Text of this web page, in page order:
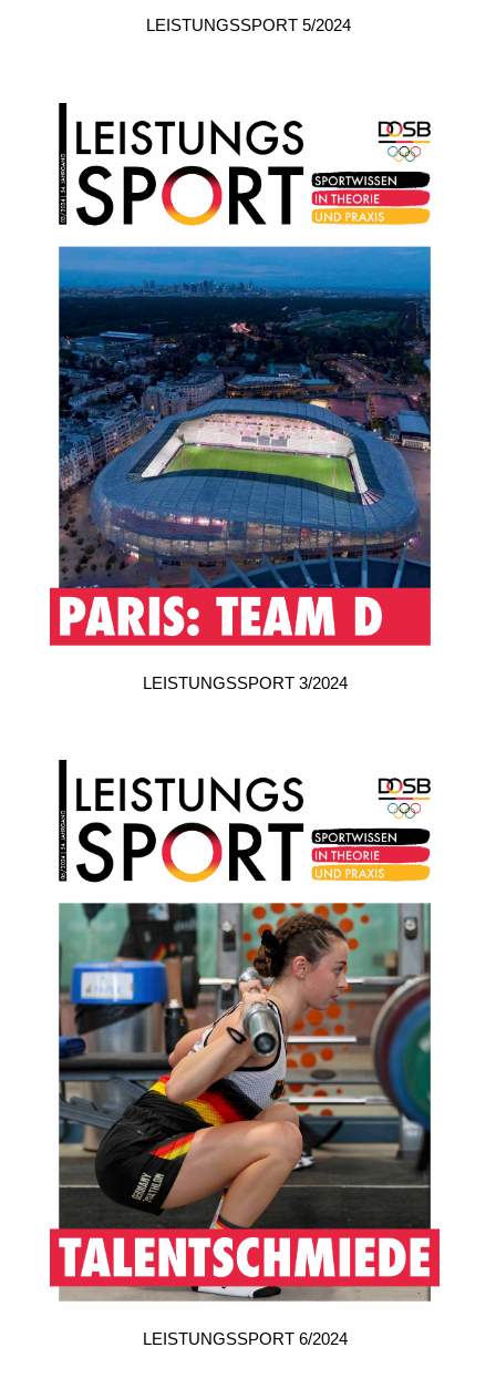
LEISTUNGSSPORT 3/2024
LEISTUNGSSPORT 6/2024
Zum Jahresinhaltsverzeichnis
Copyright © 2026 LEISTUNGSSPORT -Kontakt-Impressum
Datenschutz